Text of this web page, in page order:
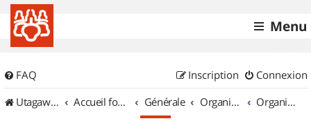
Menu
FAQ Connexion
Inscription
UtagawaVTT (Randos VTT et VTTAE avec traces GPS)
Accueil forum Générale Organisation de sorties & Recherche de partenaires Organisation de sorties en région Nord Pas de Calais